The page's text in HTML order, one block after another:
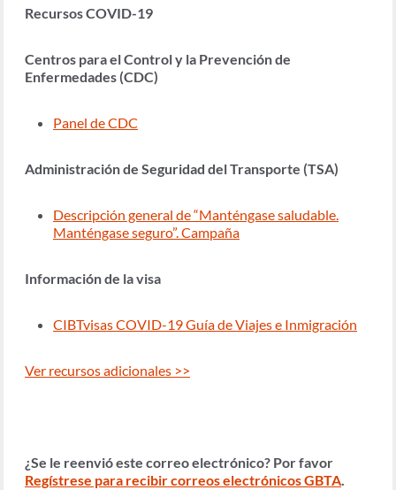
Recursos COVID-19
Centros para el Control y la Prevención de
Enfermedades (CDC)
Panel de CDC
Administración de Seguridad del Transporte (TSA)
Descripción general de “Manténgase saludable.
Manténgase seguro”. Campaña
Información de la visa
CIBTvisas COVID-19 Guía de Viajes e Inmigración
Ver recursos adicionales >>
¿Se le reenvió este correo electrónico? Por favor
Regístrese para recibir correos electrónicos GBTA.